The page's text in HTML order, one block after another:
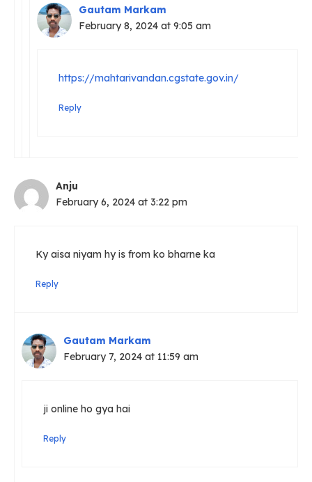
Gautam Markam
February 8, 2024 at 9:05 am
https://mahtarivandan.cgstate.gov.in/
Reply
Anju
February 6, 2024 at 3:22 pm
Ky aisa niyam hy is from ko bharne ka
Reply
Gautam Markam
February 7, 2024 at 11:59 am
ji online ho gya hai
Reply